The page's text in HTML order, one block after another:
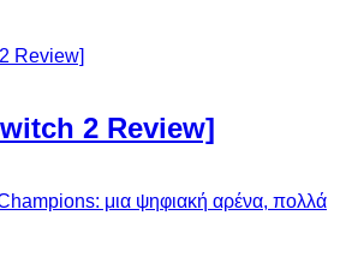
2 Review]